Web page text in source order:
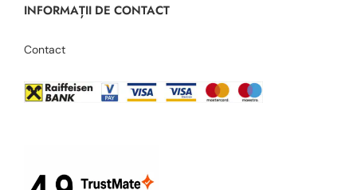
INFORMAȚII DE CONTACT
Contact